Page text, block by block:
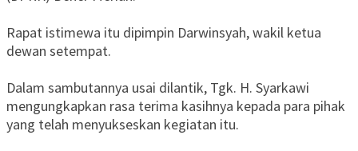
Rapat istimewa itu dipimpin Darwinsyah, wakil ketua
dewan setempat.
Dalam sambutannya usai dilantik, Tgk. H. Syarkawi
mengungkapkan rasa terima kasihnya kepada para pihak
yang telah menyukseskan kegiatan itu.